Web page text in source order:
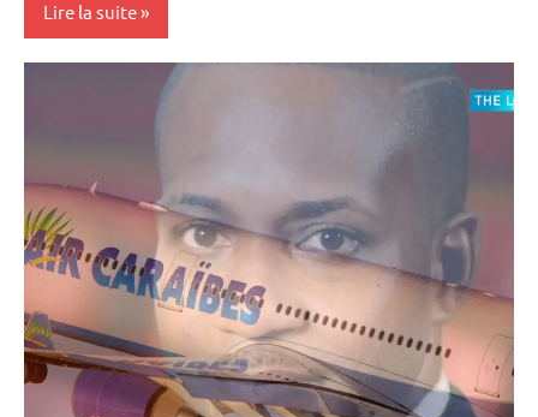
Lire la suite
Caraïbe
France
Guadeloupe
Guyane
Histoire